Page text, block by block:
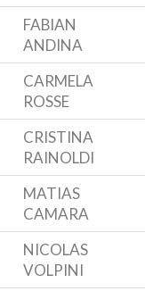
FABIAN
ANDINA
CARMELA
ROSSE
CRISTINA
RAINOLDI
MATIAS
CAMARA
NICOLAS
VOLPINI